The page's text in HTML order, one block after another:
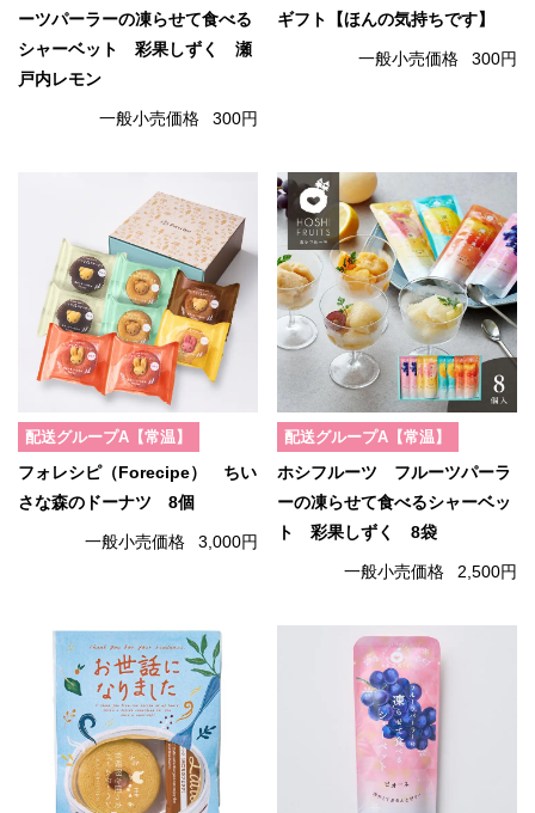
ーツパーラーの凍らせて食べる
シャーベット 彩果しずく 瀬
戸内レモン
一般小売価格 300円
ギフト【ほんの気持ちです】
一般小売価格 300円
配送グループA【常温】
フォレシピ（Forecipe） ちい
さな森のドーナツ 8個
一般小売価格 3,000円
配送グループA【常温】
ホシフルーツ フルーツパーラ
ーの凍らせて食べるシャーベッ
ト 彩果しずく 8袋
一般小売価格 2,500円